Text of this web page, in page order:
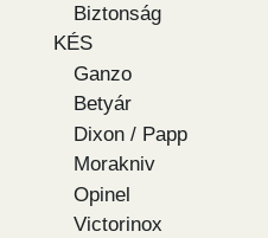
Biztonság
KÉS
Ganzo
Betyár
Dixon / Papp
Morakniv
Opinel
Victorinox